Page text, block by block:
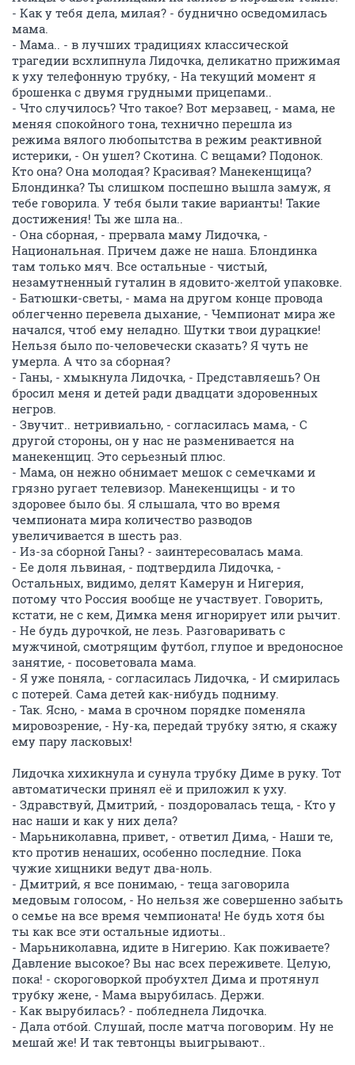
- Как у тебя дела, милая? - буднично осведомилась
мама.
- Мама.. - в лучших традициях классической
трагедии всхлипнула Лидочка, деликатно прижимая
к уху телефонную трубку, - На текущий момент я
брошенка с двумя грудными прицепами..
- Что случилось? Что такое? Вот мерзавец, - мама, не
меняя спокойного тона, технично перешла из
режима вялого любопытства в режим реактивной
истерики, - Он ушел? Скотина. С вещами? Подонок.
Кто она? Она молодая? Красивая? Манекенщица?
Блондинка? Ты слишком поспешно вышла замуж, я
тебе говорила. У тебя были такие варианты! Такие
достижения! Ты же шла на..
- Она сборная, - прервала маму Лидочка, -
Национальная. Причем даже не наша. Блондинка
там только мяч. Все остальные - чистый,
незамутненный гуталин в ядовито-желтой упаковке.
- Батюшки-светы, - мама на другом конце провода
облегченно перевела дыхание, - Чемпионат мира же
начался, чтоб ему неладно. Шутки твои дурацкие!
Нельзя было по-человечески сказать? Я чуть не
умерла. А что за сборная?
- Ганы, - хмыкнула Лидочка, - Представляешь? Он
бросил меня и детей ради двадцати здоровенных
негров.
- Звучит.. нетривиально, - согласилась мама, - С
другой стороны, он у нас не разменивается на
манекенщиц. Это серьезный плюс.
- Мама, он нежно обнимает мешок с семечками и
грязно ругает телевизор. Манекенщицы - и то
здоровее было бы. Я слышала, что во время
чемпионата мира количество разводов
увеличивается в шесть раз.
- Из-за сборной Ганы? - заинтересовалась мама.
- Eе доля львиная, - подтвердила Лидочка, -
Остальных, видимо, делят Камерун и Нигерия,
потому что Россия вообще не участвует. Говорить,
кстати, не с кем, Димка меня игнорирует или рычит.
- Не будь дурочкой, не лезь. Разговаривать с
мужчиной, смотрящим футбол, глупое и вредоносное
занятие, - посоветовала мама.
- Я уже поняла, - согласилась Лидочка, - И смирилась
с потерей. Сама детей как-нибудь подниму.
- Так. Ясно, - мама в срочном порядке поменяла
мировозрение, - Ну-ка, передай трубку зятю, я скажу
ему пару ласковых!
Лидочка хихикнула и сунула трубку Диме в руку. Тот
автоматически принял её и приложил к уху.
- Здравствуй, Дмитрий, - поздоровалась теща, - Кто у
нас наши и как у них дела?
- Марьниколавна, привет, - ответил Дима, - Наши те,
кто против ненаших, особенно последние. Пока
чужие хищники ведут два-ноль.
- Дмитрий, я все понимаю, - теща заговорила
медовым голосом, - Но нельзя же совершенно забыть
о семье на все время чемпионата! Не будь хотя бы
ты как все эти остальные идиоты..
- Марьниколавна, идите в Нигерию. Как поживаете?
Давление высокое? Вы нас всех переживете. Целую,
пока! - скороговоркой пробухтел Дима и протянул
трубку жене, - Мама вырубилась. Держи.
- Как вырубилась? - побледнела Лидочка.
- Дала отбой. Слушай, после матча поговорим. Ну не
мешай же! И так тевтонцы выигрывают..